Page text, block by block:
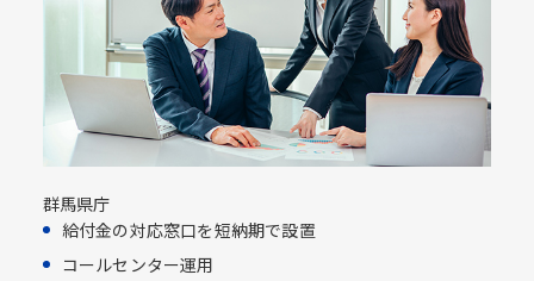
群馬県庁
給付金の対応窓口を短納期で設置​
コールセンター運用​